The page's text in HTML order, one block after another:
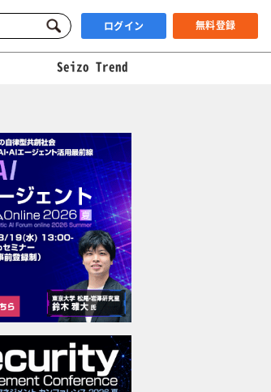
ログイン 無料登録
Seizo Trend